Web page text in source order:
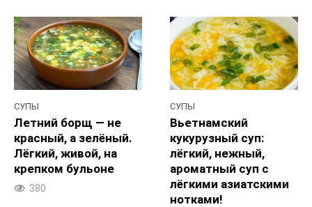
СУПЫ
Летний борщ — не
красный, а зелёный.
Лёгкий, живой, на
крепком бульоне
380
СУПЫ
Вьетнамский
кукурузный суп:
лёгкий, нежный,
ароматный суп с
лёгкими азиатскими
нотками!